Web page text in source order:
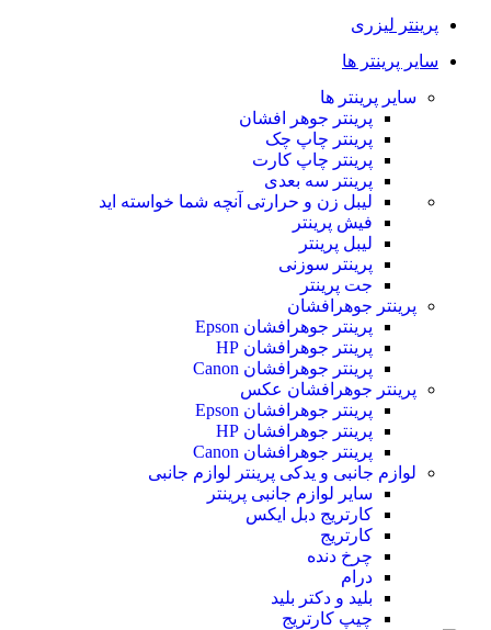
پرینتر لیزری
سایر پرینتر ها
سایر پرینتر ها
پرینتر جوهر افشان
پرینتر چاپ چک
پرینتر چاپ کارت
پرینتر سه بعدی
لیبل زن و حرارتی آنچه شما خواسته اید
فیش پرینتر
لیبل پرینتر
پرینتر سوزنی
جت پرینتر
پرینتر جوهرافشان
پرینتر جوهرافشان Epson
پرینتر جوهرافشان HP
پرینتر جوهرافشان Canon
پرینتر جوهرافشان عکس
پرینتر جوهرافشان Epson
پرینتر جوهرافشان HP
پرینتر جوهرافشان Canon
لوازم جانبی و یدکی پرینتر لوازم جانبی
سایر لوازم جانبی پرینتر
کارتریج دبل ایکس
کارتریج
چرخ دنده
درام
بلید و دکتر بلید
چیپ کارتریج